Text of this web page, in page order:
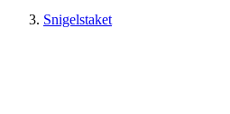
Snigelstaket